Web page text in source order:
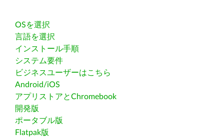
OSを選択
言語を選択
インストール手順
システム要件
ビジネスユーザーはこちら
Android/iOS
アプリストアとChromebook
開発版
ポータブル版
Flatpak版